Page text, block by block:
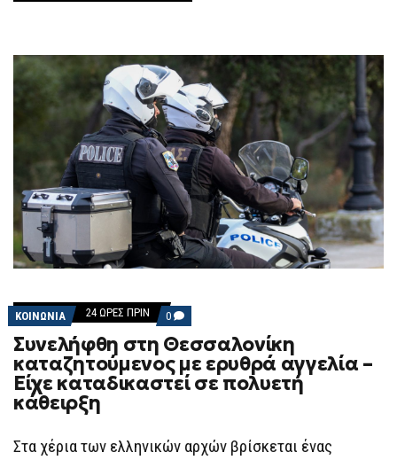
ΚΟΙΝΩΝΙΑ 24 ΏΡΕΣ ΠΡΙΝ 0 COMMENTS
ON
ΣΥΝΕΛΉΦΘΗ
ΣΤΗ
ΘΕΣΣΑΛΟΝΊΚΗ
ΚΑΤΑΖΗΤΟΎΜΕΝΟΣ
ΜΕ
ΕΊΧΕ
Συνελήφθη στη Θεσσαλονίκη
καταζητούμενος με ερυθρά αγγελία –
Είχε καταδικαστεί σε πολυετή
κάθειρξη
Στα χέρια των ελληνικών αρχών βρίσκεται ένας